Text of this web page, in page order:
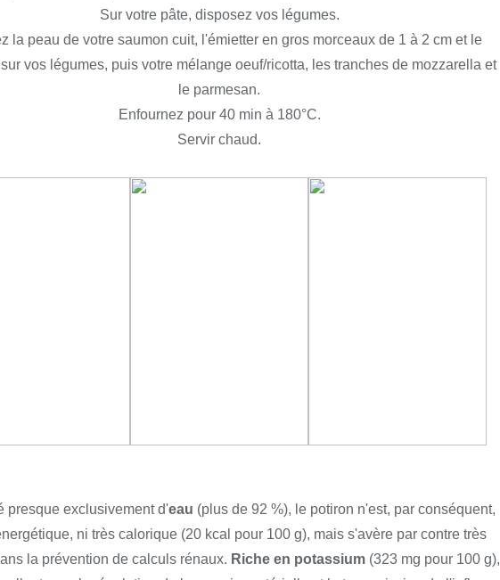
Sur votre pâte, disposez vos légumes.
la peau de votre saumon cuit, l'émietter en gros morceaux de 1 à 2 cm et le
vos légumes, puis votre mélange oeuf/ricotta, les tranches de mozzarella et
le parmesan.
Enfournez pour 40 min à 180°C.
Servir chaud.
presque exclusivement d'eau (plus de 92 %), le potiron n'est, par conséquent,
ni très calorique (20 kcal pour 100 g), mais s'avère par contre très
la prévention de calculs rénaux. Riche en potassium(323 mg pour 100 g),